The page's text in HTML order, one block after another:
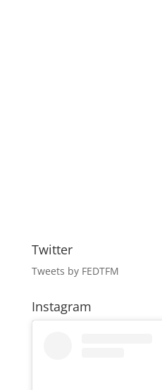
Twitter
Tweets by FEDTFM
Instagram